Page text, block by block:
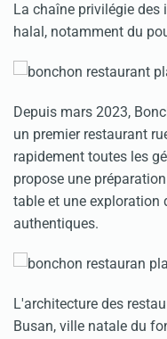
La chaîne privilégie des
halal, notamment du
Depuis mars 2023,
un premier restaurant
rapidement toutes les
propose une
table et une exploration
authentiques.
L'architecture des
Busan, ville natale du